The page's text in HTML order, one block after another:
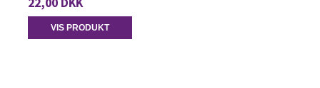
VIS PRODUKT